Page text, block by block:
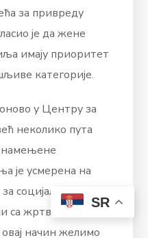
за привреду
је да жене
имају приоритет
категорије.
у Центру за
неколико пута
намењене
је усмерена на
социјални рад и у
са жртвама
начин желимо
SR